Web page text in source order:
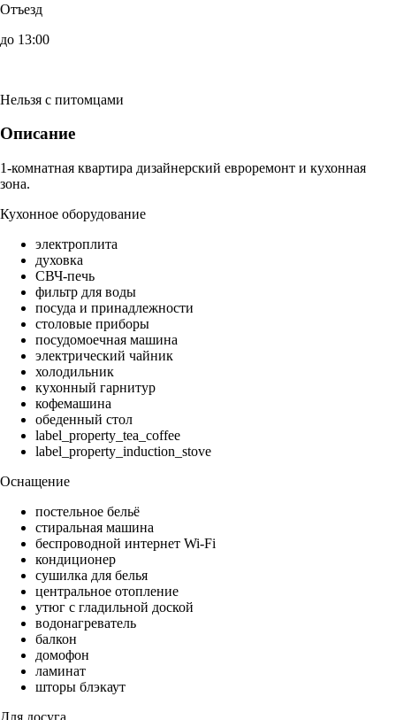
Отъезд
до 13:00
Нельзя с питомцами
Описание
1-комнатная квартира дизайнерский евроремонт и кухонная
зона.
Кухонное оборудование
электроплита
духовка
СВЧ-печь
фильтр для воды
посуда и принадлежности
столовые приборы
посудомоечная машина
электрический чайник
холодильник
кухонный гарнитур
кофемашина
обеденный стол
label_property_tea_coffee
label_property_induction_stove
Оснащение
постельное бельё
стиральная машина
беспроводной интернет Wi-Fi
кондиционер
сушилка для белья
центральное отопление
утюг с гладильной доской
водонагреватель
балкон
домофон
ламинат
шторы блэкаут
Для досуга